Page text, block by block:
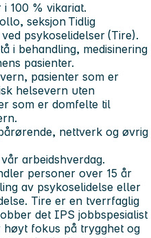
100 % vikariat.
seksjon Tidlig
psykoselidelser (Tire).
i behandling, medisinering
pasienter.
pasienter som er
helsevern uten
som er domfelte til
nettverk og øvrig
arbeidshverdag.
personer over 15 år
av psykoselidelse eller
Tire er en tverrfaglig
det IPS jobbspesialist
høyt fokus på trygghet og